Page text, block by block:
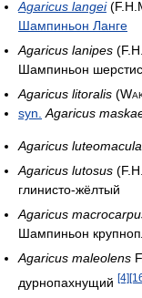
Agaricus langei
Шампиньон Ланге
Agaricus lanipes
Шампиньон
Agaricus litoralis
syn. Agaricus
Agaricus
Agaricus lutosus
глинисто-жёлтый
Agaricus
Шампиньон
Agaricus maleolens
дурнопахнущий [4]